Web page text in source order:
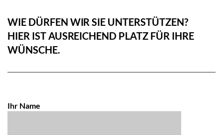
WIE DÜRFEN WIR SIE UNTERSTÜTZEN?
HIER IST AUSREICHEND PLATZ FÜR IHRE
WÜNSCHE.
Ihr Name